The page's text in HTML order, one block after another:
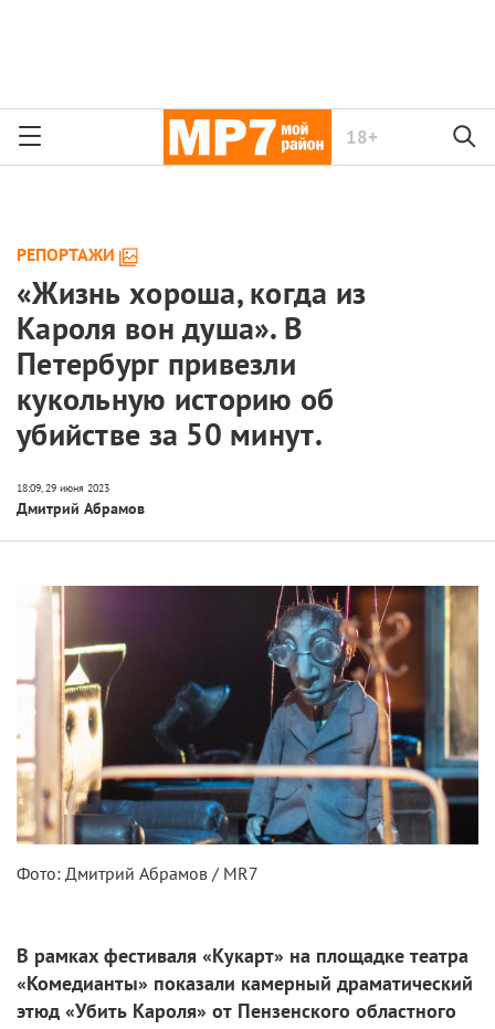
18+
РЕПОРТАЖИ
«Жизнь хороша, когда из
Кароля вон душа». В
Петербург привезли
кукольную историю об
убийстве за 50 минут.
Дмитрий Абрамов
Фото: Дмитрий Абрамов / MR7
В рамках фестиваля «Кукарт» на площадке театра
«Комедианты» показали камерный драматический
этюд «Убить Кароля» от Пензенского областного